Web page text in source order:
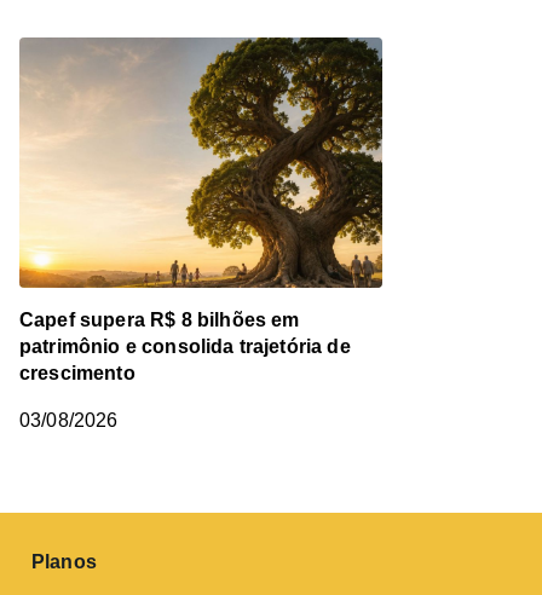
Capef supera R$ 8 bilhões em
patrimônio e consolida trajetória de
crescimento
03/08/2026
Planos